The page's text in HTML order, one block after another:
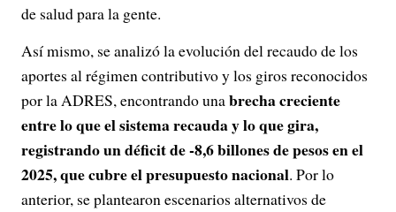
de salud para la gente.
Así mismo, se analizó la evolución del recaudo de los
aportes al régimen contributivo y los giros reconocidos
por la ADRES, encontrando unabrecha creciente
entre lo que el sistema recauda y lo que gira,
registrando un déficit de -8,6 billones de pesos en el
2025, que cubre el presupuesto nacional. Por lo
anterior, se plantearon escenarios alternativos de